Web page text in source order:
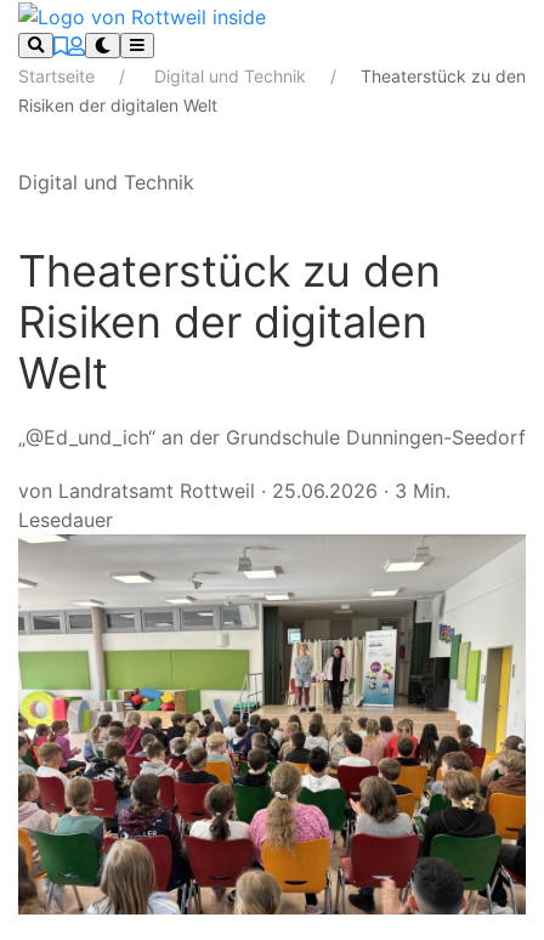
Startseite Digital und Technik
Theaterstück zu den
Risiken der digitalen Welt
Digital und Technik
Theaterstück zu den
Risiken der digitalen
Welt
„@Ed_und_ich“ an der Grundschule Dunningen-Seedorf
von Landratsamt Rottweil · 25.06.2026 · 3 Min.
Lesedauer